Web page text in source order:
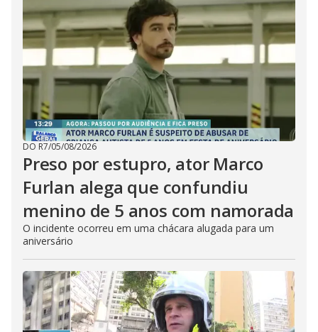
DO R7/05/08/2026
Preso por estupro, ator Marco
Furlan alega que confundiu
menino de 5 anos com namorada
O incidente ocorreu em uma chácara alugada para um
aniversário